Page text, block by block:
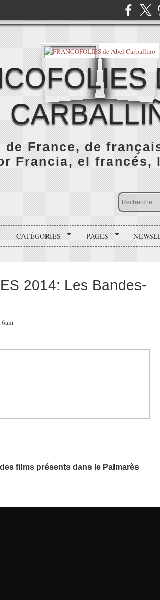
de France, de
Francia, el francés,
CATÉGORIES PAGES
2014: Les Bandes-
films présents dans le Palmarès